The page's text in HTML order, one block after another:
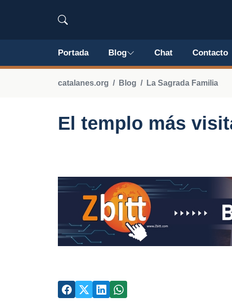
Portada Blog Chat Contacto
catalanes.org Blog La Sagrada Familia
El templo más